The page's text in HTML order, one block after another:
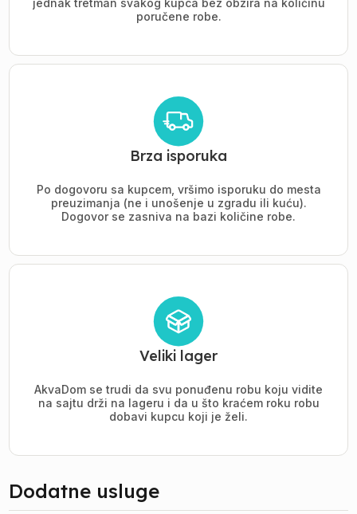
jednak tretman svakog kupca bez obzira na količinu
poručene robe.
Brza isporuka
Po dogovoru sa kupcem, vršimo isporuku do mesta
preuzimanja (ne i unošenje u zgradu ili kuću).
Dogovor se zasniva na bazi količine robe.
Veliki lager
AkvaDom se trudi da svu ponuđenu robu koju vidite
na sajtu drži na lageru i da u što kraćem roku robu
dobavi kupcu koji je želi.
Dodatne usluge